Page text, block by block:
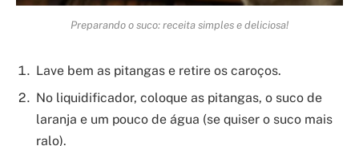
Preparando o suco: receita simples e deliciosa!
Lave bem as pitangas e retire os caroços.
No liquidificador, coloque as pitangas, o suco de
laranja e um pouco de água (se quiser o suco mais
ralo).